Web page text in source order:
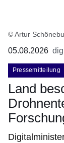
© Artur
05.08.2026
Pressemitteilung
Land